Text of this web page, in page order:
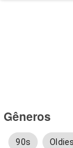
Gêneros
90s Oldies